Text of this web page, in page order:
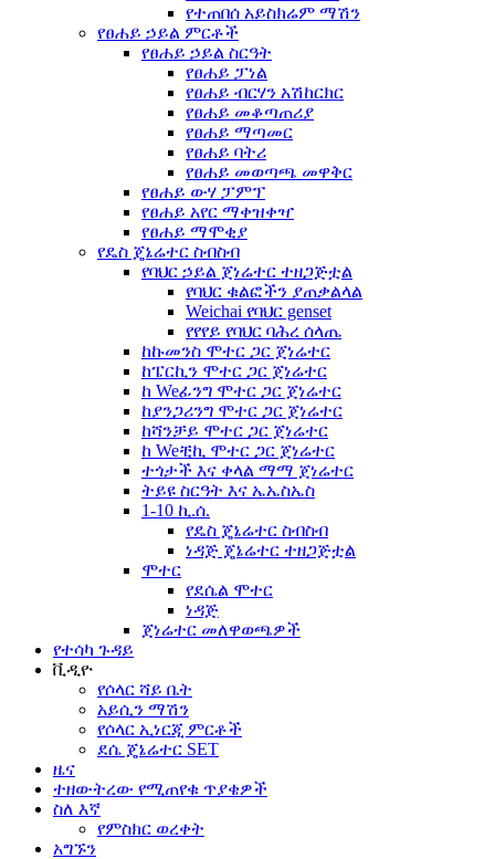
የተጠበሰ አይስክሬም ማሽን
የፀሐይ ኃይል ምርቶች
የፀሐይ ኃይል ስርዓት
የፀሐይ ፓነል
የፀሐይ ብርሃን አሽከርክር
የፀሐይ መቆጣጠሪያ
የፀሐይ ማጣመር
የፀሐይ ባትሪ
የፀሐይ መወጣጫ መዋቅር
የፀሐይ ውሃ ፓምፕ
የፀሐይ አየር ማቀዝቀዣ
የፀሐይ ማሞቂያ
የዴስ ጄኔሬተር ስብስብ
የባህር ኃይል ጀነሬተር ተዘጋጅቷል
የባህር ቁልፎችን ያጠቃልላል
Weichai የባህር genset
የየየይ የባህር ባሕረ ሰላጤ
ከኩመንስ ሞተር ጋር ጀነሬተር
ከፔርኪን ሞተር ጋር ጀነሬተር
ከ Weፊንግ ሞተር ጋር ጀነሬተር
ከያንጋሪንግ ሞተር ጋር ጀነሬተር
ከሻንቻይ ሞተር ጋር ጀነሬተር
ከ Weቺኪ ሞተር ጋር ጀነሬተር
ተጎታች እና ቀላል ማማ ጀነሬተር
ትይዩ ስርዓት እና ኤኤስኤስ
1-10 ኪ.ሰ.
የዴስ ጄኔሬተር ስብስብ
ነዳጅ ጄኔሬተር ተዘጋጅቷል
ሞተር
የደሴል ሞተር
ነዳጅ
ጀነሬተር መለዋወጫዎች
የተሳካ ጉዳይ
ቪዲዮ
የሶላር ሻይ ቤት
አይሲን ማሽን
የሶላር ኢነርጂ ምርቶች
ደሴ ጄኔሬተር SET
ዜና
ተዘውትረው የሚጠየቁ ጥያቄዎች
ስለ እኛ
የምስክር ወረቀት
አግኙን